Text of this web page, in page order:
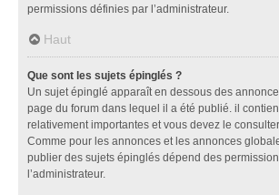
permissions définies par l’administrateur.
Haut
Que sont les sujets épinglés ?
Un sujet épinglé apparaît en dessous des
page du forum dans lequel il a été publié. il
relativement importantes et vous devez le
Comme pour les annonces et les annonces
publier des sujets épinglés dépend des
l’administrateur.